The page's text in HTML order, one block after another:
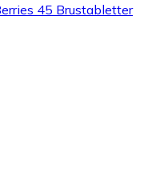
45 Brustabletter